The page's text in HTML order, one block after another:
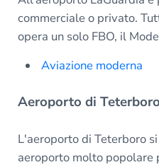
commerciale o privato.
opera un solo FBO, il
Aviazione moderna
Aeroporto di Teterboro
L'aeroporto di Teterboro
aeroporto molto popolare